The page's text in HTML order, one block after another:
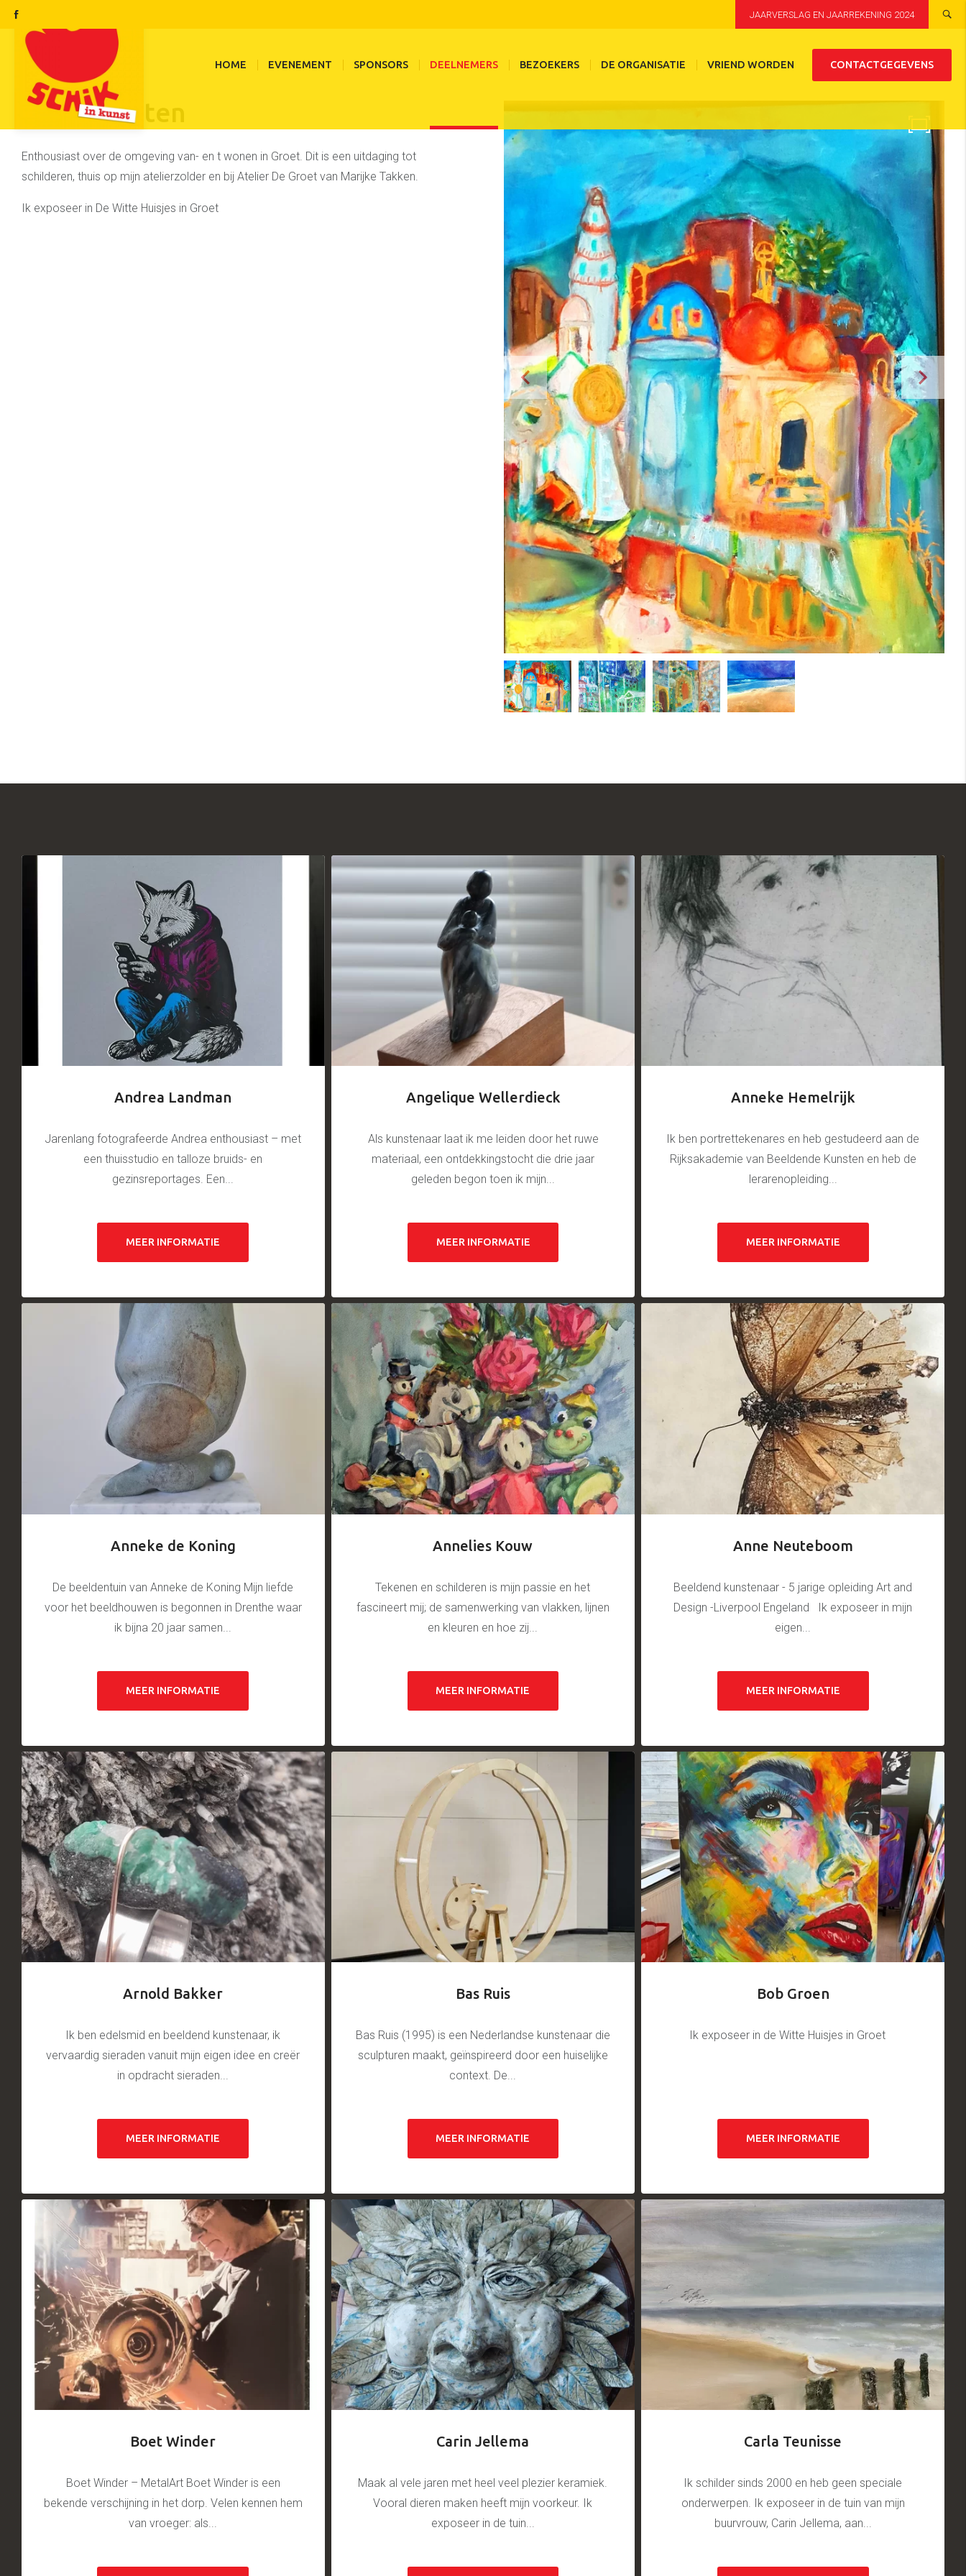
JAARVERSLAG EN JAARREKENING 2024
HOME EVENEMENT SPONSORS DEELNEMERS BEZOEKERS DE ORGANISATIE VRIEND WORDEN CONTACTGEGEVENS
Mir Schouten
Enthousiast over de omgeving van- en t wonen in Groet. Dit is een uitdaging tot
schilderen, thuis op mijn atelierzolder en bij Atelier De Groet van Marijke Takken.
Ik exposeer in De Witte Huisjes in Groet
Andrea Landman
Jarenlang fotografeerde Andrea enthousiast – met
een thuisstudio en talloze bruids- en
gezinsreportages. Een...
MEER INFORMATIE
Angelique Wellerdieck
Als kunstenaar laat ik me leiden door het ruwe
materiaal, een ontdekkingstocht die drie jaar
geleden begon toen ik mijn...
MEER INFORMATIE
Anneke Hemelrijk
Ik ben portrettekenares en heb gestudeerd aan de
Rijksakademie van Beeldende Kunsten en heb de
lerarenopleiding...
MEER INFORMATIE
Anneke de Koning
De beeldentuin van Anneke de Koning Mijn liefde
voor het beeldhouwen is begonnen in Drenthe waar
ik bijna 20 jaar samen...
MEER INFORMATIE
Annelies Kouw
Tekenen en schilderen is mijn passie en het
fascineert mij; de samenwerking van vlakken, lijnen
en kleuren en hoe zij...
MEER INFORMATIE
Anne Neuteboom
Beeldend kunstenaar - 5 jarige opleiding Art and
Design -Liverpool Engeland Ik exposeer in mijn
eigen...
MEER INFORMATIE
Arnold Bakker
Ik ben edelsmid en beeldend kunstenaar, ik
vervaardig sieraden vanuit mijn eigen idee en creër
in opdracht sieraden...
MEER INFORMATIE
Bas Ruis
Bas Ruis (1995) is een Nederlandse kunstenaar die
sculpturen maakt, geïnspireerd door een huiselijke
context. De...
MEER INFORMATIE
Bob Groen
Ik exposeer in de Witte Huisjes in Groet
MEER INFORMATIE
Boet Winder
Boet Winder – MetalArt Boet Winder is een
bekende verschijning in het dorp. Velen kennen hem
van vroeger: als...
Carin Jellema
Maak al vele jaren met heel veel plezier keramiek.
Vooral dieren maken heeft mijn voorkeur. Ik
exposeer in de tuin...
Carla Teunisse
Ik schilder sinds 2000 en heb geen speciale
onderwerpen. Ik exposeer in de tuin van mijn
buurvrouw, Carin Jellema, aan...